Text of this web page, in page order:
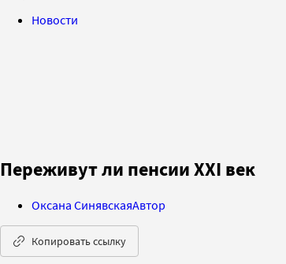
Новости
Переживут ли пенсии XXI век
Оксана СинявскаяАвтор
Копировать ссылку